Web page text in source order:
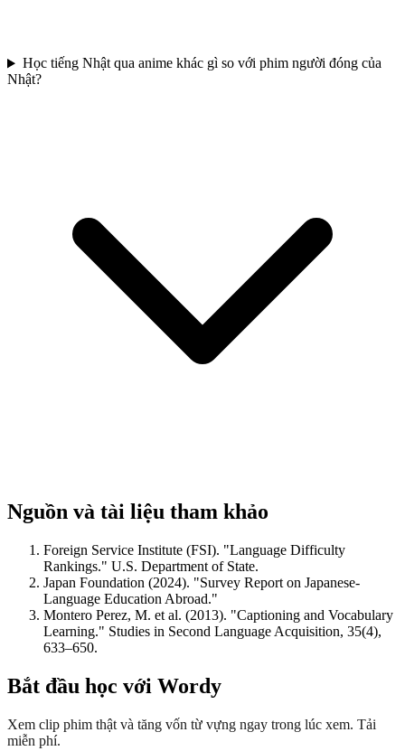
Học tiếng Nhật qua anime khác gì so với phim người đóng của
Nhật?
Nguồn và tài liệu tham khảo
Foreign Service Institute (FSI). "Language Difficulty
Rankings." U.S. Department of State.
Japan Foundation (2024). "Survey Report on Japanese-
Language Education Abroad."
Montero Perez, M. et al. (2013). "Captioning and Vocabulary
Learning." Studies in Second Language Acquisition, 35(4),
633–650.
Bắt đầu học với Wordy
Xem clip phim thật và tăng vốn từ vựng ngay trong lúc xem. Tải
miễn phí.